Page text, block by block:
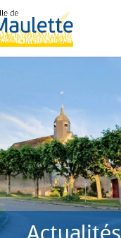
Actualités